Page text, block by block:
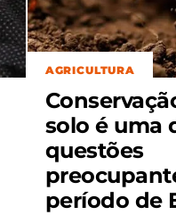
AGRICULTURA
solo é uma
questões
período de